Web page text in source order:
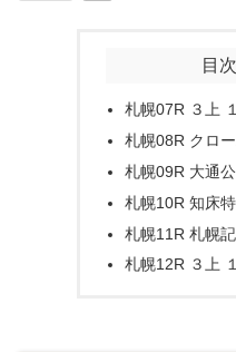
目次
札幌07R ３上
札幌08R クロ
札幌09R 大通
札幌10R 知床
札幌11R 札幌
札幌12R ３上